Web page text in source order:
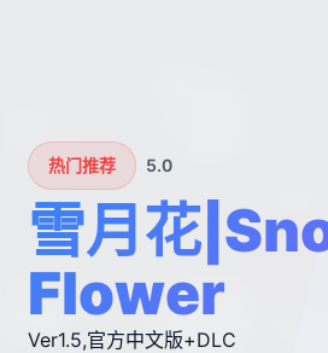
热门推荐 5.0
雪月花
Flower
Ver1.5,官方中文版+DLC